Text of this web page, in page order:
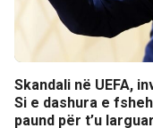
Skandali në UEFA,
Si e dashura e
paund për t’u